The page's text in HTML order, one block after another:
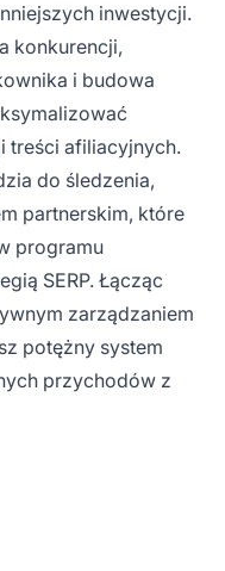
inwestycji.
konkurencji,
i budowa
treści afiliacyjnych.
do śledzenia,
partnerskim, które
programu
SERP. Łącząc
zarządzaniem
potężny system
przychodów z